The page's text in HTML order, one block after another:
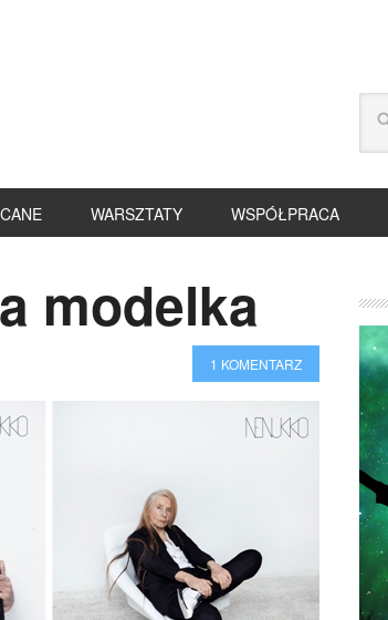
WARSZTATY WSPÓŁPRACA
modelka
1 KOMENTARZ